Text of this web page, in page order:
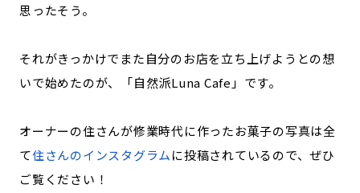
思ったそう。
それがきっかけでまた自分のお店を立ち上げようとの想
いで始めたのが、「自然派Luna Cafe」です。
オーナーの住さんが修業時代に作ったお菓子の写真は全
て住さんのインスタグラムに投稿されているので、ぜひ
ご覧ください！